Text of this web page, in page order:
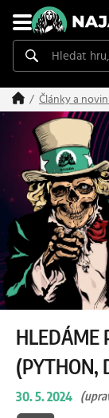
Články a
HLEDÁME
(PYTHON,
30. 5. 2024